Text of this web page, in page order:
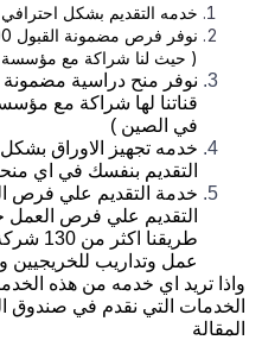
خدمه التقديم بشكل احترافي
( حيث لنا شراكة مع مؤسسة
قناتنا لها شراكة مع مؤسسة
في الصين )
خدمه تجهيز الاوراق بشكل
التقديم بنفسك في اي منحه
خدمة التقديم علي فرص
التقديم علي فرص العمل
طريقنا اكثر
عمل وتداريب للخريجيين
تريد اي خدمه من هذه
التي نقدم في صندوق